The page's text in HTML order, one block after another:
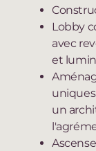
Lobby
avec
et
un